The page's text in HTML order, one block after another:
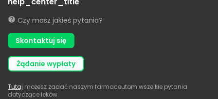
Czy masz jakieś pytania?
Skontaktuj się
żądanie wypłaty
Tutaj możesz zadać naszym farmaceutom wszelkie pytania
dotyczące leków.